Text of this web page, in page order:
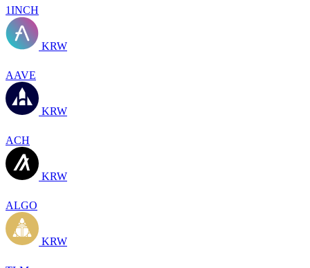
1INCH
KRW
AAVE
KRW
ACH
KRW
ALGO
KRW